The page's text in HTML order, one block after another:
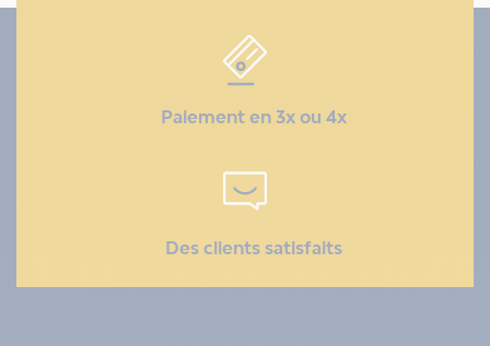
Paiement en 3x ou 4x
Des clients satisfaits